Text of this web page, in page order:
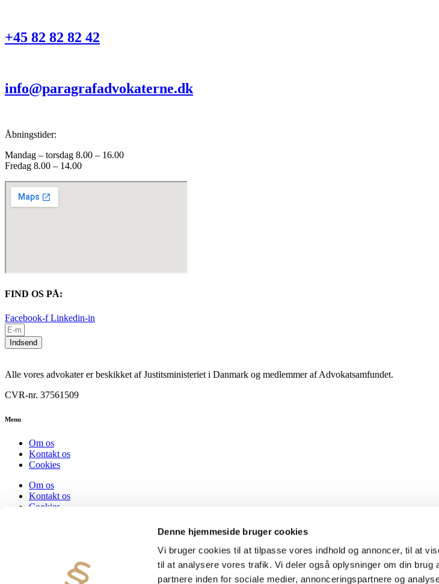
Denne hjemmeside bruger cookies
Vi bruger cookies til at tilpasse vores indhold og annoncer, til at
til at analysere vores trafik. Vi deler også oplysninger om din brug
partnere inden for sociale medier, annonceringspartnere og
+45 82 82 82 42
info@paragrafadvokaterne.dk
Åbningstider:
Mandag – torsdag 8.00 – 16.00
Fredag 8.00 – 14.00
FIND OS PÅ:
Facebook-f Linkedin-in
Indsend
Alle vores advokater er beskikket af Justitsministeriet i Danmark og medlemmer af Advokatsamfundet.
CVR-nr. 37561509
Menu
Om os
Kontakt os
Cookies
Om os
Kontakt os
Cookies
Hadsten og Auning
info@paragrafadvokaterne.dk